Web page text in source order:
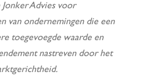
Advies voor
van ondernemingen die een
toegevoegde waarde en
nastreven door het